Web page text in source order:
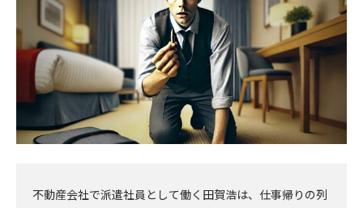
不動産会社で派遣社員として働く田賀浩は、仕事帰りの列